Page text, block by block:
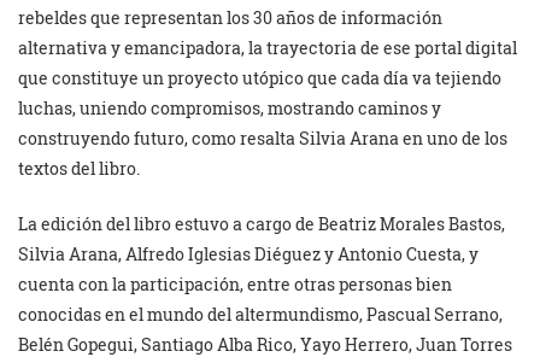
rebeldes que representan los 30 años de información
alternativa y emancipadora, la trayectoria de ese portal digital
que constituye un proyecto utópico que cada día va tejiendo
luchas, uniendo compromisos, mostrando caminos y
construyendo futuro, como resalta Silvia Arana en uno de los
textos del libro.
La edición del libro estuvo a cargo de Beatriz Morales Bastos,
Silvia Arana, Alfredo Iglesias Diéguez y Antonio Cuesta, y
cuenta con la participación, entre otras personas bien
conocidas en el mundo del altermundismo, Pascual Serrano,
Belén Gopegui, Santiago Alba Rico, Yayo Herrero, Juan Torres